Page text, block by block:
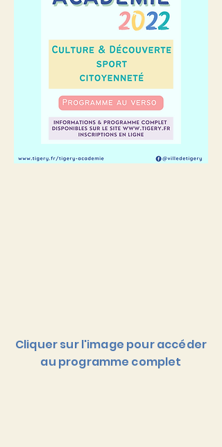
Cliquer sur l'image pour accéder
au programme complet